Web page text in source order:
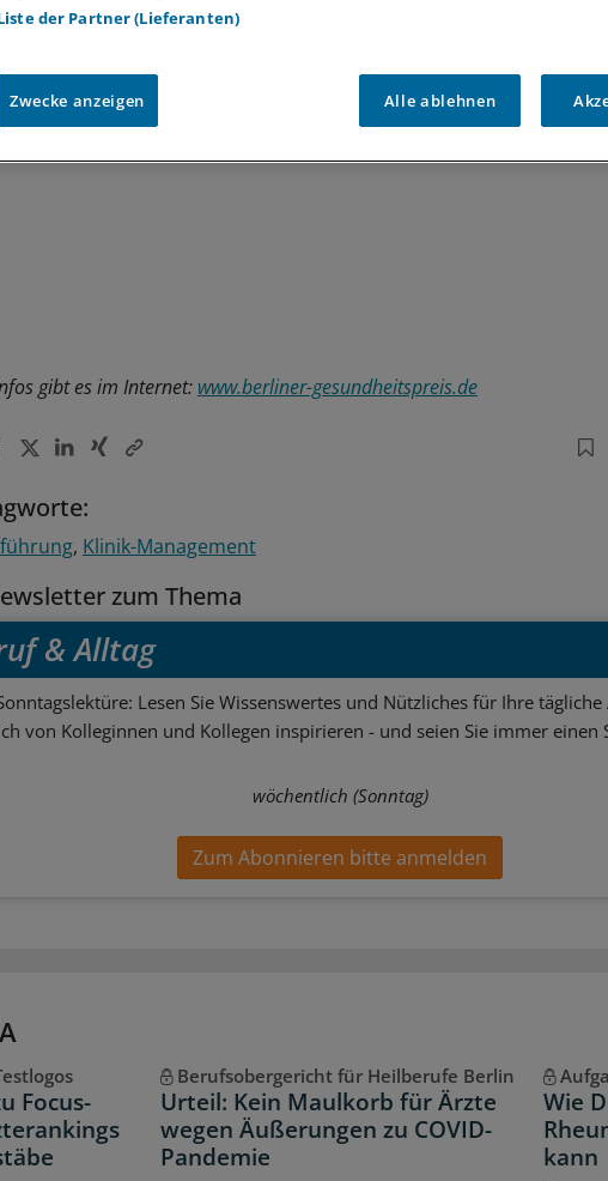
2008, Vergabe im Frühjahr 2009.
gibt es im Internet: www.berliner-gesundheitspreis.de
Klinik-Management
zum Thema
& Alltag
Lesen Sie Wissenswertes und Nützliches für Ihre tägliche
von Kolleginnen und Kollegen inspirieren - und seien Sie immer einen
wöchentlich (Sonntag)
Zum Abonnieren bitte anmelden
Focus-
Berufsobergericht für Heilberufe Berlin
Urteil: Kein Maulkorb für Ärzte
wegen Äußerungen zu COVID-
Pandemie
Wie
kann
der Partner (Lieferanten)
Zwecke anzeigen Alle ablehnen